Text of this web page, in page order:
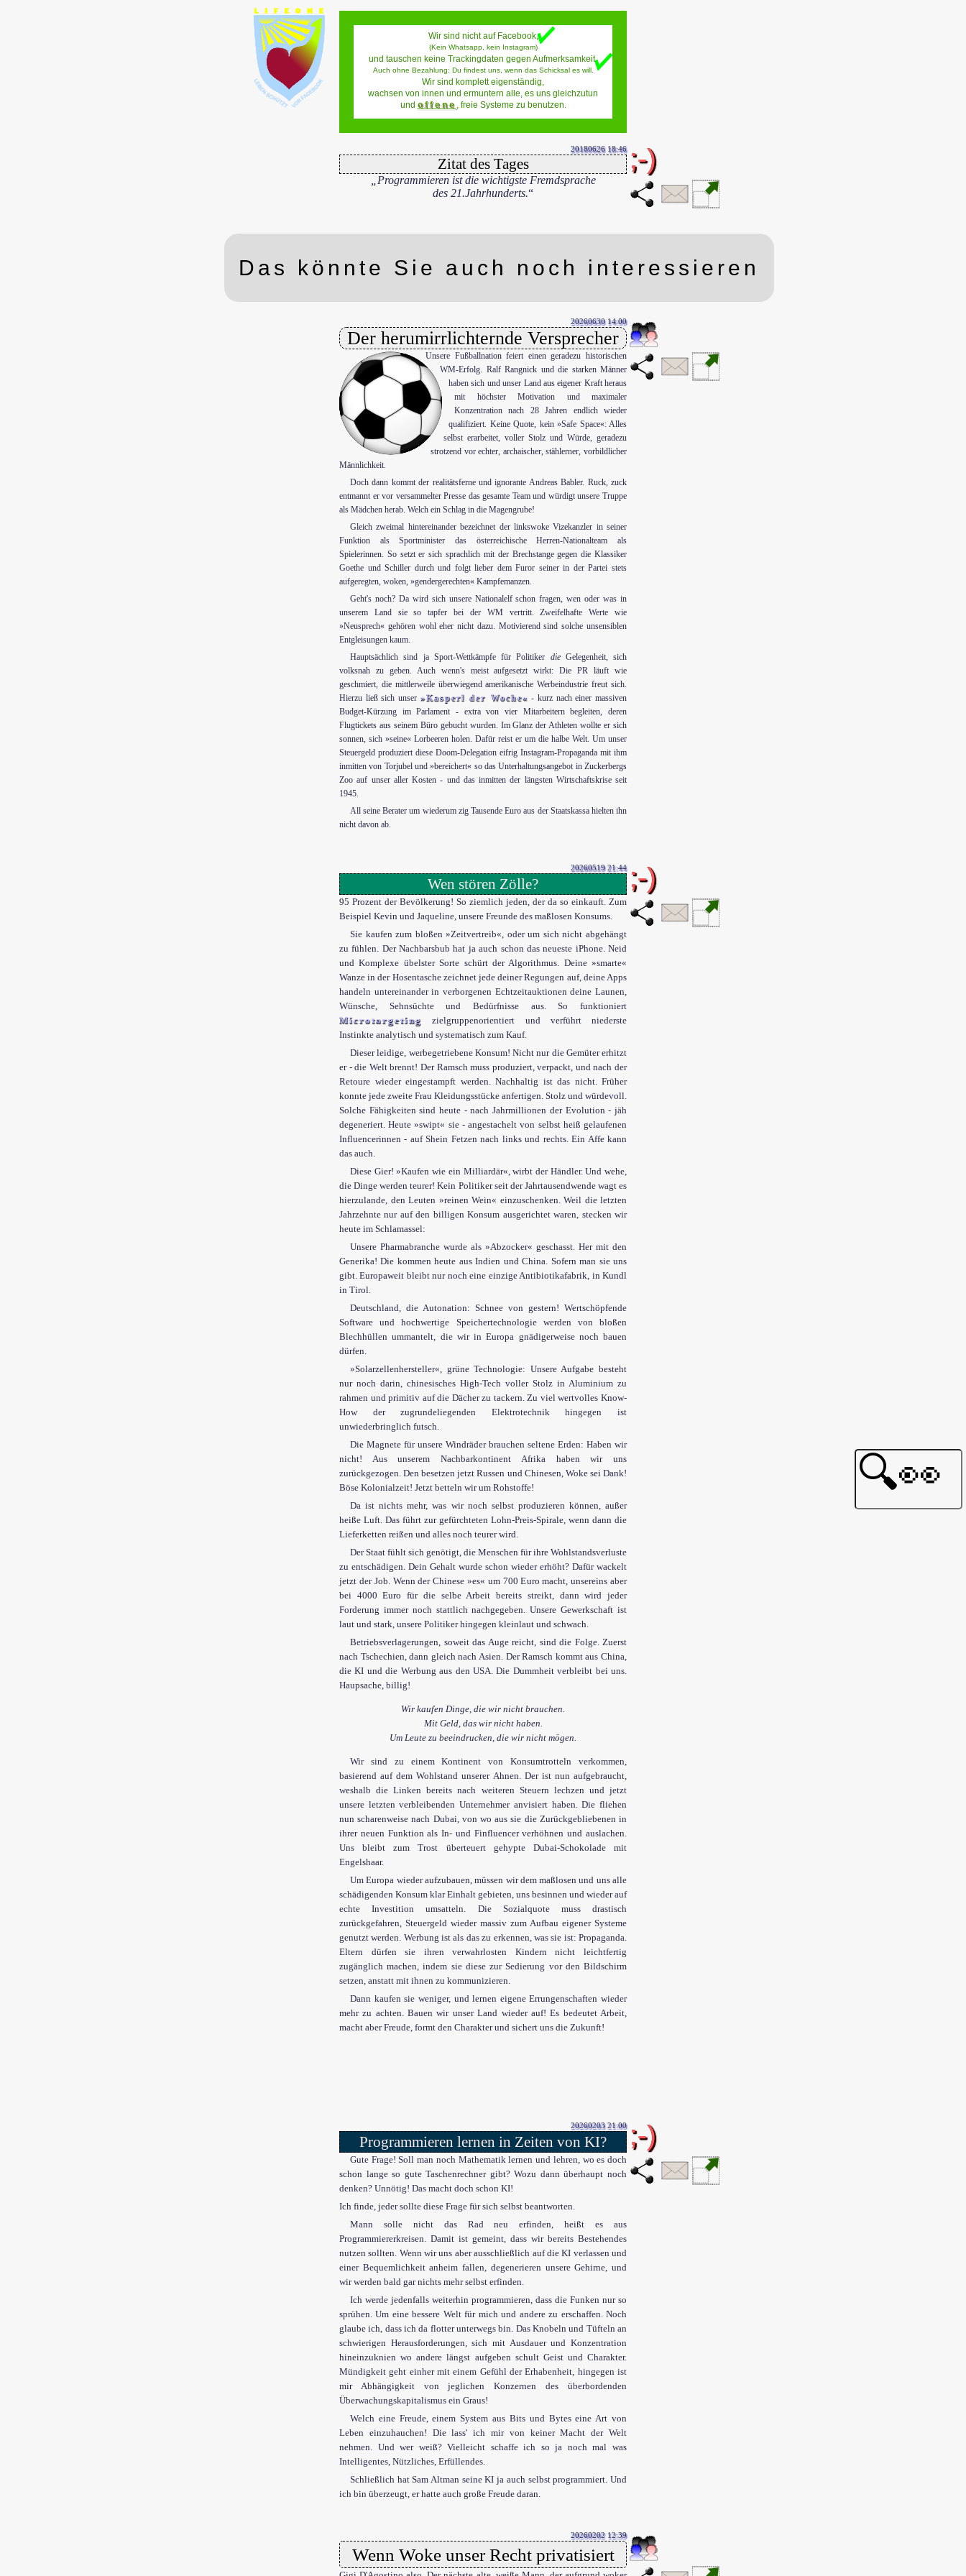
Wir sind nicht auf Facebook,
(Kein Whatsapp, kein Instagram)
und tauschen keine Trackingdaten gegen Aufmerksamkeit.
Auch ohne Bezahlung: Du findest uns, wenn das Schicksal es will.
Wir sind komplett eigenständig,
wachsen von innen und ermuntern alle, es uns gleichzutun
und offene , freie Systeme zu benutzen.
Das könnte Sie auch noch interessieren
20180626 18:46
Zitat des Tages
„Programmieren ist die wichtigste Fremdsprache
des 21.Jahrhunderts.“
20260630 14:00
Der herumirrlichternde Versprecher
Unsere Fußballnation feiert einen geradezu historischen
WM-Erfolg. Ralf Rangnick und die starken Männer
haben sich und unser Land aus eigener Kraft heraus
mit höchster Motivation und maximaler
Konzentration nach 28 Jahren endlich wieder
qualifiziert. Keine Quote, kein »Safe Space«: Alles
selbst erarbeitet, voller Stolz und Würde, geradezu
strotzend vor echter, archaischer, stählerner, vorbildlicher
Männlichkeit.
Doch dann kommt der realitätsferne und ignorante Andreas Babler. Ruck, zuck
entmannt er vor versammelter Presse das gesamte Team und würdigt unsere Truppe
als Mädchen herab. Welch ein Schlag in die Magengrube!
Gleich zweimal hintereinander bezeichnet der linkswoke Vizekanzler in seiner
Funktion als Sportminister das österreichische Herren-Nationalteam als
Spielerinnen. So setzt er sich sprachlich mit der Brechstange gegen die Klassiker
Goethe und Schiller durch und folgt lieber dem Furor seiner in der Partei stets
aufgeregten, woken, »gendergerechten« Kampfemanzen.
Geht's noch? Da wird sich unsere Nationalelf schon fragen, wen oder was in
unserem Land sie so tapfer bei der WM vertritt. Zweifelhafte Werte wie
»Neusprech« gehören wohl eher nicht dazu. Motivierend sind solche unsensiblen
Entgleisungen kaum.
Hauptsächlich sind ja Sport-Wettkämpfe für Politiker dieGelegenheit, sich
volksnah zu geben. Auch wenn's meist aufgesetzt wirkt: Die PR läuft wie
geschmiert, die mittlerweile überwiegend amerikanische Werbeindustrie freut sich.
Hierzu ließ sich unser »Kasperl der Woche« - kurz nach einer massiven
Budget-Kürzung im Parlament - extra von vier Mitarbeitern begleiten, deren
Flugtickets aus seinem Büro gebucht wurden. Im Glanz der Athleten wollte er sich
sonnen, sich »seine« Lorbeeren holen. Dafür reist er um die halbe Welt. Um unser
Steuergeld produziert diese Doom-Delegation eifrig Instagram-Propaganda mit ihm
inmitten von Torjubel und »bereichert« so das Unterhaltungsangebot in Zuckerbergs
Zoo auf unser aller Kosten - und das inmitten der längsten Wirtschaftskrise seit
1945.
All seine Berater um wiederum zig Tausende Euro aus der Staatskassa hielten ihn
nicht davon ab.
20260519 21:44
Wen stören Zölle?
95 Prozent der Bevölkerung! So ziemlich jeden, der da so einkauft. Zum
Beispiel Kevin und Jaqueline, unsere Freunde des maßlosen Konsums.
Sie kaufen zum bloßen »Zeitvertreib«, oder um sich nicht abgehängt
zu fühlen. Der Nachbarsbub hat ja auch schon das neueste iPhone. Neid
und Komplexe übelster Sorte schürt der Algorithmus. Deine »smarte«
Wanze in der Hosentasche zeichnet jede deiner Regungen auf, deine Apps
handeln untereinander in verborgenen Echtzeitauktionen deine Launen,
Wünsche, Sehnsüchte und Bedürfnisse aus. So funktioniert
Microtargeting
zielgruppenorientiert und verführt niederste
Instinkte analytisch und systematisch zum Kauf.
Dieser leidige, werbegetriebene Konsum! Nicht nur die Gemüter erhitzt
er - die Welt brennt! Der Ramsch muss produziert, verpackt, und nach der
Retoure wieder eingestampft werden. Nachhaltig ist das nicht. Früher
konnte jede zweite Frau Kleidungsstücke anfertigen. Stolz und würdevoll.
Solche Fähigkeiten sind heute - nach Jahrmillionen der Evolution - jäh
degeneriert. Heute »swipt« sie - angestachelt von selbst heiß gelaufenen
Influencerinnen - auf Shein Fetzen nach links und rechts. Ein Affe kann
das auch.
Diese Gier! »Kaufen wie ein Milliardär«, wirbt der Händler. Und wehe,
die Dinge werden teurer! Kein Politiker seit der Jahrtausendwende wagt es
hierzulande, den Leuten »reinen Wein« einzuschenken. Weil die letzten
Jahrzehnte nur auf den billigen Konsum ausgerichtet waren, stecken wir
heute im Schlamassel:
Unsere Pharmabranche wurde als »Abzocker« geschasst. Her mit den
Generika! Die kommen heute aus Indien und China. Sofern man sie uns
gibt. Europaweit bleibt nur noch eine einzige Antibiotikafabrik, in Kundl
in Tirol.
Deutschland, die Autonation: Schnee von gestern! Wertschöpfende
Software und hochwertige Speichertechnologie werden von bloßen
Blechhüllen ummantelt, die wir in Europa gnädigerweise noch bauen
dürfen.
»Solarzellenhersteller«, grüne Technologie: Unsere Aufgabe besteht
nur noch darin, chinesisches High-Tech voller Stolz in Aluminium zu
rahmen und primitiv auf die Dächer zu tackern. Zu viel wertvolles Know-
How der zugrundeliegenden Elektrotechnik hingegen ist
unwiederbringlich futsch.
Die Magnete für unsere Windräder brauchen seltene Erden: Haben wir
nicht! Aus unserem Nachbarkontinent Afrika haben wir uns
zurückgezogen. Den besetzen jetzt Russen und Chinesen, Woke sei Dank!
Böse Kolonialzeit! Jetzt betteln wir um Rohstoffe!
Da ist nichts mehr, was wir noch selbst produzieren können, außer
heiße Luft. Das führt zur gefürchteten Lohn-Preis-Spirale, wenn dann die
Lieferketten reißen und alles noch teurer wird.
Der Staat fühlt sich genötigt, die Menschen für ihre Wohlstandsverluste
zu entschädigen. Dein Gehalt wurde schon wieder erhöht? Dafür wackelt
jetzt der Job. Wenn der Chinese »es« um 700 Euro macht, unsereins aber
bei 4000 Euro für die selbe Arbeit bereits streikt, dann wird jeder
Forderung immer noch stattlich nachgegeben. Unsere Gewerkschaft ist
laut und stark, unsere Politiker hingegen kleinlaut und schwach.
Betriebsverlagerungen, soweit das Auge reicht, sind die Folge. Zuerst
nach Tschechien, dann gleich nach Asien. Der Ramsch kommt aus China,
die KI und die Werbung aus den USA. Die Dummheit verbleibt bei uns.
Haupsache, billig!
Wir kaufen Dinge, die wir nicht brauchen.
Mit Geld, das wir nicht haben.
Um Leute zu beeindrucken, die wir nicht mögen.
Wir sind zu einem Kontinent von Konsumtrotteln verkommen,
basierend auf dem Wohlstand unserer Ahnen. Der ist nun aufgebraucht,
weshalb die Linken bereits nach weiteren Steuern lechzen und jetzt
unsere letzten verbleibenden Unternehmer anvisiert haben. Die fliehen
nun scharenweise nach Dubai, von wo aus sie die Zurückgebliebenen in
ihrer neuen Funktion als In- und Finfluencer verhöhnen und auslachen.
Uns bleibt zum Trost überteuert gehypte Dubai-Schokolade mit
Engelshaar.
Um Europa wieder aufzubauen, müssen wir dem maßlosen und uns alle
schädigenden Konsum klar Einhalt gebieten, uns besinnen und wieder auf
echte Investition umsatteln. Die Sozialquote muss drastisch
zurückgefahren, Steuergeld wieder massiv zum Aufbau eigener Systeme
genutzt werden. Werbung ist als das zu erkennen, was sie ist: Propaganda.
Eltern dürfen sie ihren verwahrlosten Kindern nicht leichtfertig
zugänglich machen, indem sie diese zur Sedierung vor den Bildschirm
setzen, anstatt mit ihnen zu kommunizieren.
Dann kaufen sie weniger, und lernen eigene Errungenschaften wieder
mehr zu achten. Bauen wir unser Land wieder auf! Es bedeutet Arbeit,
macht aber Freude, formt den Charakter und sichert uns die Zukunft!
20260203 21:00
Programmieren lernen in Zeiten von KI?
Gute Frage! Soll man noch Mathematik lernen und lehren, wo es doch
schon lange so gute Taschenrechner gibt? Wozu dann überhaupt noch
denken? Unnötig! Das macht doch schon KI!
Ich finde, jeder sollte diese Frage für sich selbst beantworten.
Mann solle nicht das Rad neu erfinden, heißt es aus
Programmiererkreisen. Damit ist gemeint, dass wir bereits Bestehendes
nutzen sollten. Wenn wir uns aber ausschließlich auf die KI verlassen und
einer Bequemlichkeit anheim fallen, degenerieren unsere Gehirne, und
wir werden bald gar nichts mehr selbst erfinden.
Ich werde jedenfalls weiterhin programmieren, dass die Funken nur so
sprühen. Um eine bessere Welt für mich und andere zu erschaffen. Noch
glaube ich, dass ich da flotter unterwegs bin. Das Knobeln und Tüfteln an
schwierigen Herausforderungen, sich mit Ausdauer und Konzentration
hineinzuknien wo andere längst aufgeben schult Geist und Charakter.
Mündigkeit geht einher mit einem Gefühl der Erhabenheit, hingegen ist
mir Abhängigkeit von jeglichen Konzernen des überbordenden
Überwachungskapitalismus ein Graus!
Welch eine Freude, einem System aus Bits und Bytes eine Art von
Leben einzuhauchen! Die lass' ich mir von keiner Macht der Welt
nehmen. Und wer weiß? Vielleicht schaffe ich so ja noch mal was
Intelligentes, Nützliches, Erfüllendes.
Schließlich hat Sam Altman seine KI ja auch selbst programmiert. Und
ich bin überzeugt, er hatte auch große Freude daran.
20260202 12:39
Wenn Woke unser Recht privatisiert
Bitte kopieren Sie folgenden Link:
Lieber Besucher !
Ihr kleines Gerät hat einen
Es beherrscht die Technik
nur unvollständig und damit
nicht standardgemäß!
Bitte besuchen Sie uns mit
Inwieweit Ihr System den